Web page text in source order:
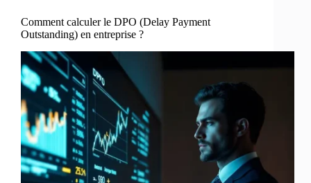
Comment calculer le DPO (Delay Payment
Outstanding) en entreprise ?